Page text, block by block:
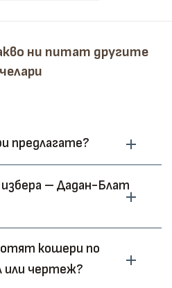
ни питат другите
предлагате?
– Дадан-Блат
кошери по
или чертеж?